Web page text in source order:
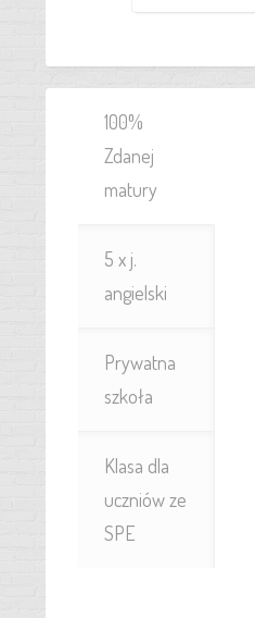
100%
Zdanej
matury
5 x j.
angielski
Prywatna
szkoła
Klasa dla
uczniów ze
SPE